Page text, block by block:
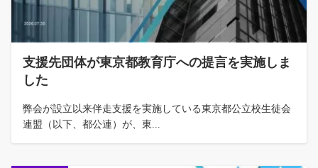
支援先団体が東京都教育庁への提言を実施しま
した
弊会が設立以来伴走支援を実施している東京都公立校生徒会
連盟（以下、都公連）が、東...